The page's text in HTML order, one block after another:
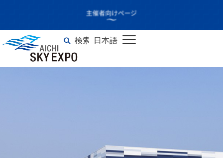
検索 日本語
English
FIELDSTYLE
JAMBOREE